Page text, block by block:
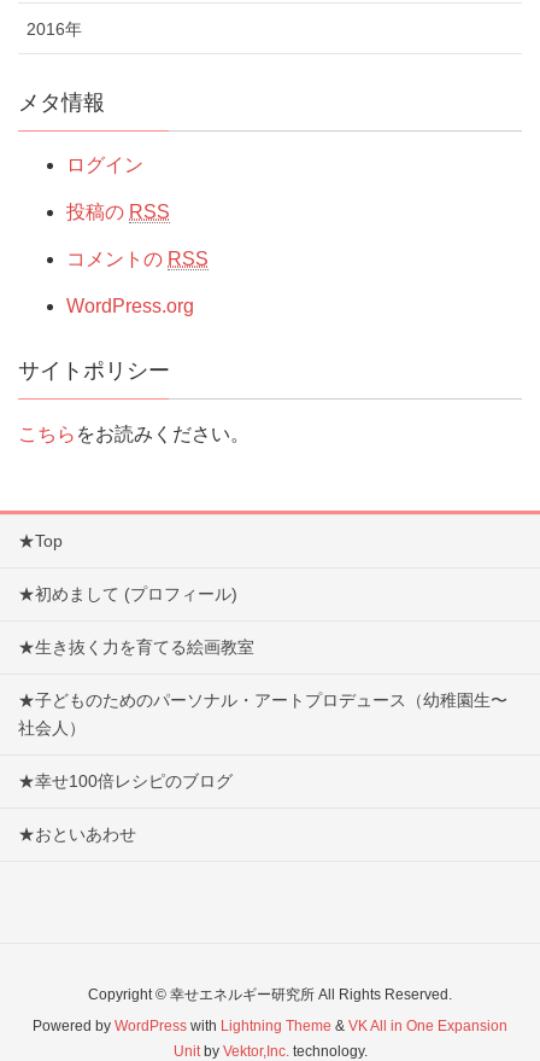
2016年
メタ情報
ログイン
投稿の RSS
コメントの RSS
WordPress.org
サイトポリシー
こちら をお読みください。
★Top
★初めまして (プロフィール)
★生き抜く力を育てる絵画教室
★子どものためのパーソナル・アートプロデュース（幼稚園生〜
社会人）
★幸せ100倍レシピのブログ
★おといあわせ
Copyright © 幸せエネルギー研究所 All Rights Reserved.
Powered by WordPress with Lightning Theme & VK All in One Expansion
Unitby Vektor,Inc. technology.